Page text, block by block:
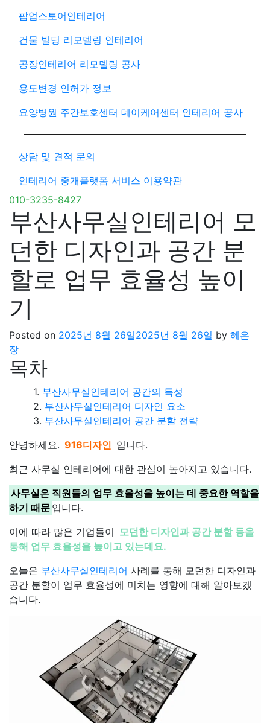
팝업스토어인테리어
건물 빌딩 리모델링 인테리어
공장인테리어 리모델링 공사
용도변경 인허가 정보
요양병원 주간보호센터 데이케어센터 인테리어 공사
상담 및 견적 문의
인테리어 중개플랫폼 서비스 이용약관
010-3235-8427
부산사무실인테리어 모
던한 디자인과 공간 분
할로 업무 효율성 높이
기
Posted on 2025년 8월 26일2025년 8월 26일 by 혜은
장
목차
부산사무실인테리어 공간의 특성
부산사무실인테리어 디자인 요소
부산사무실인테리어 공간 분할 전략
안녕하세요. 916디자인 입니다.
최근 사무실 인테리어에 대한 관심이 높아지고 있습니다.
사무실은 직원들의 업무 효율성을 높이는 데 중요한 역할을
하기 때문 입니다.
이에 따라 많은 기업들이 모던한 디자인과 공간 분할 등을
통해 업무 효율성을 높이고 있는데요.
오늘은 부산사무실인테리어 사례를 통해 모던한 디자인과
공간 분할이 업무 효율성에 미치는 영향에 대해 알아보겠
습니다.